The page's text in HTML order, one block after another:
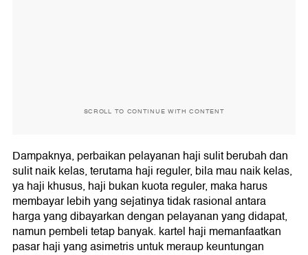
SCROLL TO CONTINUE WITH CONTENT
Dampaknya, perbaikan pelayanan haji sulit berubah dan
sulit naik kelas, terutama haji reguler, bila mau naik kelas,
ya haji khusus, haji bukan kuota reguler, maka harus
membayar lebih yang sejatinya tidak rasional antara
harga yang dibayarkan dengan pelayanan yang didapat,
namun pembeli tetap banyak. kartel haji memanfaatkan
pasar haji yang asimetris untuk meraup keuntungan